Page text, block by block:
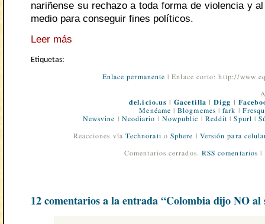
nariñense su rechazo a toda forma de violencia y
medio para conseguir fines políticos.
Leer más
Etiquetas:
Enlace permanente | Enlace corto: http://
del.icio.us |Gacetilla |Digg |
Menéame |Blogmemes |fark |
Newsvine | Neodiario | Nowpublic | Reddit |Spurl |
Reacciones vía Technorati o Sphere | Versión para
Comentarios cerrados. RSS comentarios |
12 comentarios a la entrada “Colombia dijo NO al